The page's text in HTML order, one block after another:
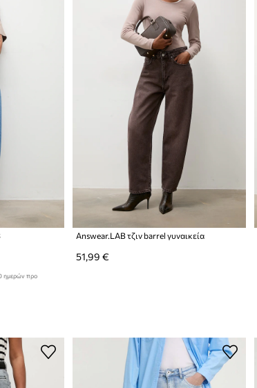
ημερών προ
Answear.LAB τζιν barrel γυναικεία
51,99 €